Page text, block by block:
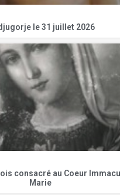
le 31 juillet 2026
consacré au Coeur
Marie